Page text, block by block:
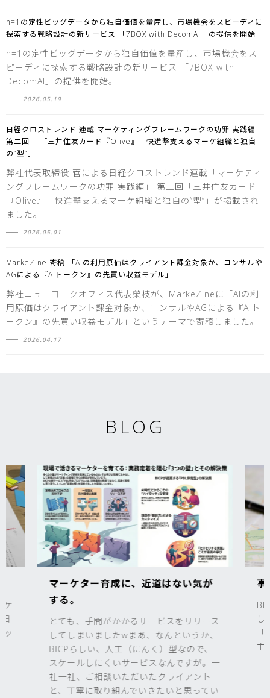
n=1の定性ビッグデータから独自価値を量産し、市場機会をスピーディに
探索する戦略設計の新サービス 「7BOX with DecomAI」の提供を開始
n=1の定性ビッグデータから独自価値を量産し、市場機会をス
ピーディに探索する戦略設計の新サービス 「7BOX with
DecomAI」の提供を開始。
2026.05.19
日経クロストレンド 連載 マーケティングフレームワークの功罪 実践編
第二回 「三井住友カード『Olive』 快進撃支えるマーケ組織と独自
の“型”」
弊社代表取締役 菅による日経クロストレンド連載「マーケティ
ングフレームワークの功罪 実践編」 第二回「三井住友カード
『Olive』 快進撃支えるマーケ組織と独自の“型”」が掲載され
ました。
2026.05.01
MarkeZine 寄稿 「AIの利用原価はクライアント課金対象か、コンサルや
AGによる『AIトークン』の先買い収益モデル」
弊社ニューヨークオフィス代表榮枝が、MarkeZineに「AIの利
用原価はクライアント課金対象か、コンサルやAGによる『AIト
ークン』の先買い収益モデル」というテーマで寄稿しました。
2026.04.17
BLOG
ケ
ッ
マーケター育成に、近道はない気が
する。
とても、手間がかかるサービスをリリース
してしまいましたwまあ、なんというか、
BICPらしい、人工（にんく）型なので、
スケールしにくいサービスなんですが。一
社一社、ご相談いただいたクライアント
と、丁寧に取り組んでいきたいと思ってい
事
し
主